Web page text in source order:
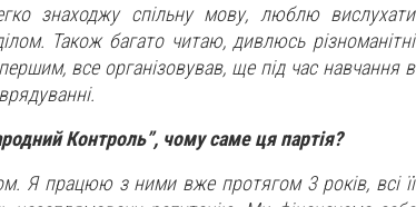
знаходжу спільну мову, люблю вислухати
Також багато читаю, дивлюсь різноманітні
все організовував, ще під час навчання в
Контроль”, чому саме ця партія?
Я працюю з ними вже протягом 3 років, всі її